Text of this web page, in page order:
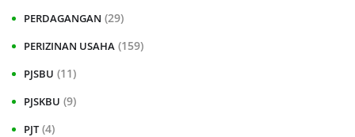
PERDAGANGAN (29)
PERIZINAN USAHA (159)
PJSBU (11)
PJSKBU (9)
PJT (4)